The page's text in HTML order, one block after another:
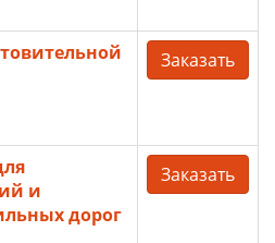
Заказать
и
дорог
Заказать